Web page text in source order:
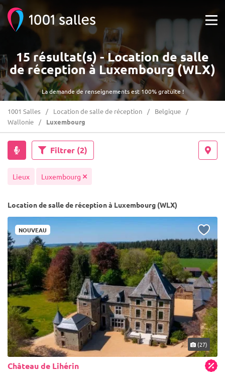
La demande de renseignements est 100% gratuite !
15 résultat(s) - Location de salle
de réception à Luxembourg (WLX)
1001 Salles Location de salle de réception
Belgique
Wallonie
Luxembourg
Filtrer (2)
Lieux Luxembourg
Location de salle de réception à Luxembourg (WLX)
NOUVEAU
(27)
Château de Lihérin